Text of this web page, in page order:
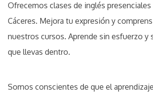
Ofrecemos clases de inglés presenciales
Cáceres. Mejora tu expresión y
nuestros cursos. Aprende sin esfuerzo y
que llevas dentro.
Somos conscientes de que el